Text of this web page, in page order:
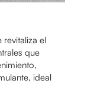
revitaliza el
que
ideal